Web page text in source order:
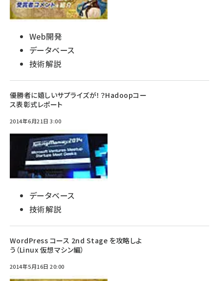
Web開発
データベース
技術解説
優勝者に嬉しいサプライズが！？Hadoopコー
ス表彰式レポート
2014年6月21日 3:00
データベース
技術解説
WordPress コース 2nd Stage を攻略しよ
う（Linux 仮想マシン編）
2014年5月16日 20:00